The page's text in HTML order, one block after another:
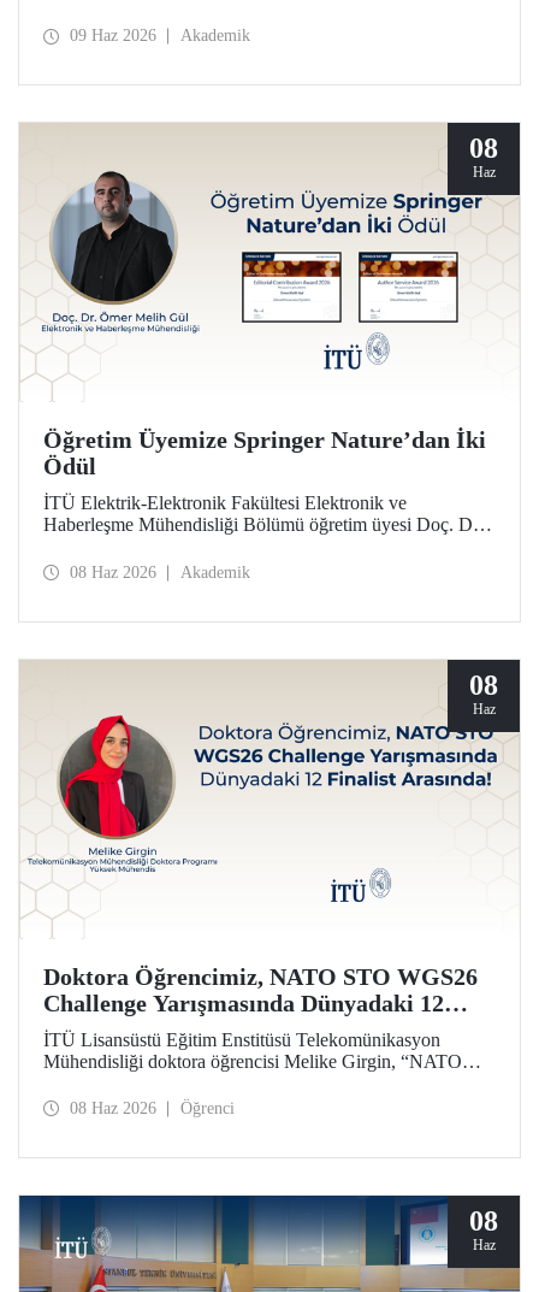
Uluslararası Telekomünikasyon Konferansı (ICT 2026)
09 Haz 2026 Akademik
08
Haz
Öğretim Üyemize Springer Nature’dan İki
Ödül
İTÜ Elektrik-Elektronik Fakültesi Elektronik ve
Haberleşme Mühendisliği Bölümü öğretim üyesi Doç. Dr.
“Editor of Distinction Awards” kapsamında iki ödüle layık
08 Haz 2026 Akademik
08
Haz
Doktora Öğrencimiz, NATO STO WGS26
Challenge Yarışmasında Dünyadaki 12
Finalist Arasında!
İTÜ Lisansüstü Eğitim Enstitüsü Telekomünikasyon
Mühendisliği doktora öğrencisi Melike Girgin, “NATO
Challenge” yarışmasında finalist olmaya hak kazandı.
08 Haz 2026 Öğrenci
08
Haz